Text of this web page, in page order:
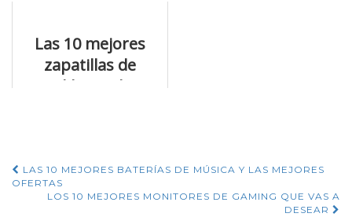
Las 10 mejores
zapatillas de
trekking y los
Navegación
LAS 10 MEJORES BATERÍAS DE MÚSICA Y LAS MEJORES
OFERTAS
LOS 10 MEJORES MONITORES DE GAMING QUE VAS A
DESEAR